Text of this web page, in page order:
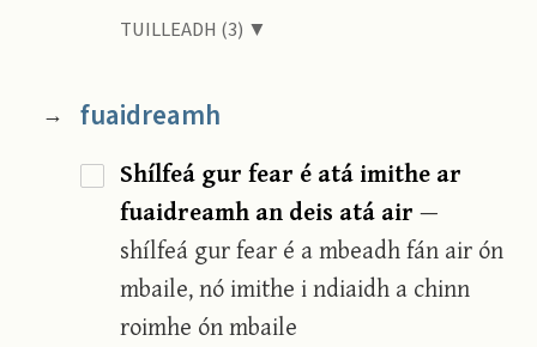
TUILLEADH (3) ▼
→ fuaidreamh
Shílfeá gur fear é atá imithe ar
fuaidreamh an deis atá air—
shílfeá gur fear é a mbeadh fán air ón
mbaile, nó imithe i ndiaidh a chinn
roimhe ón mbaile